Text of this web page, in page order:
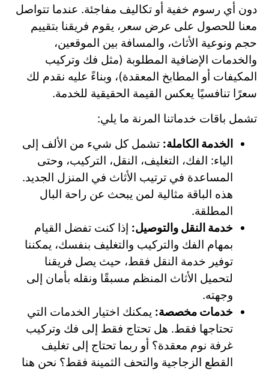
دون أي رسوم خفية أو تكاليف مفاجئة. عندما تتواصل
معنا للحصول على عرض سعر، يقوم فريقنا بتقييم
حجم ونوعية الأثاث، والمسافة بين الموقعين،
والخدمات الإضافية المطلوبة (مثل فك وتركيب
المكيفات أو المطابخ المعقدة)، وبناءً عليه نقدم لك
سعرًا تنافسيًا يعكس القيمة الحقيقية للخدمة.
تشمل باقات خدماتنا المرنة ما يلي:
الخدمة الكاملة: تشمل كل شيء من الألف إلى
الياء: الفك، التغليف، النقل، التركيب، وحتى
المساعدة في ترتيب الأثاث في المنزل الجديد.
هذه الباقة مثالية لمن يبحث عن راحة البال
المطلقة.
خدمة النقل والتوصيل: إذا كنت تفضل القيام
بمهام الفك والتركيب والتغليف بنفسك، يمكننا
توفير خدمة النقل فقط، حيث يصل فريقنا
لتحميل الأثاث المنظم مسبقًا ونقله بأمان إلى
وجهته.
خدمات مخصصة: يمكنك اختيار الخدمات التي
تحتاجها فقط. هل تحتاج فقط إلى فك وتركيب
غرفة نوم معقدة؟ أو ربما تحتاج إلى تغليف
القطع الزجاجية والتحف الثمينة فقط؟ نحن هنا